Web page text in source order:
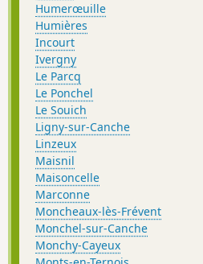
Humerœuille
Humières
Incourt
Ivergny
Le Parcq
Le Ponchel
Le Souich
Ligny-sur-Canche
Linzeux
Maisnil
Maisoncelle
Marconne
Moncheaux-lès-Frévent
Monchel-sur-Canche
Monchy-Cayeux